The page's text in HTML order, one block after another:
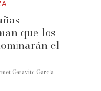
que los
el
Garavito García